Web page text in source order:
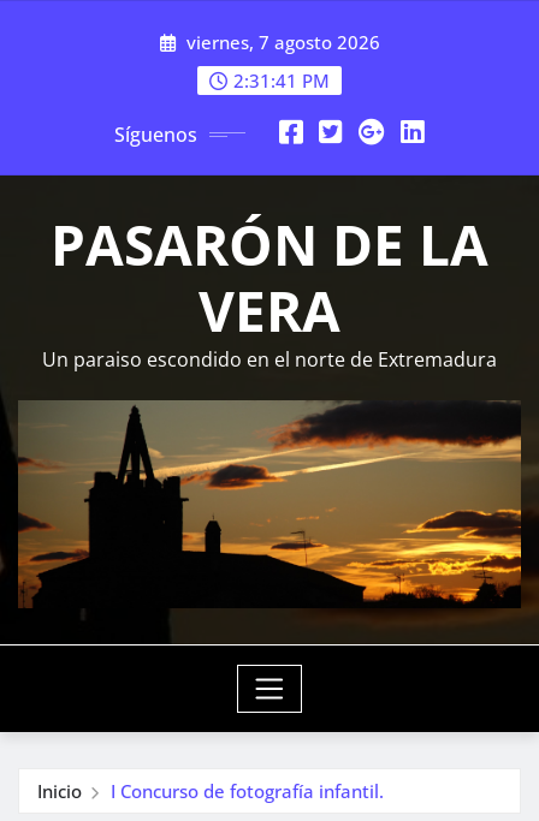
viernes, 7 agosto 2026
2:31:41 PM
Síguenos
PASARÓN DE LA
VERA
Un paraiso escondido en el norte de Extremadura
Inicio I Concurso de fotografía infantil.